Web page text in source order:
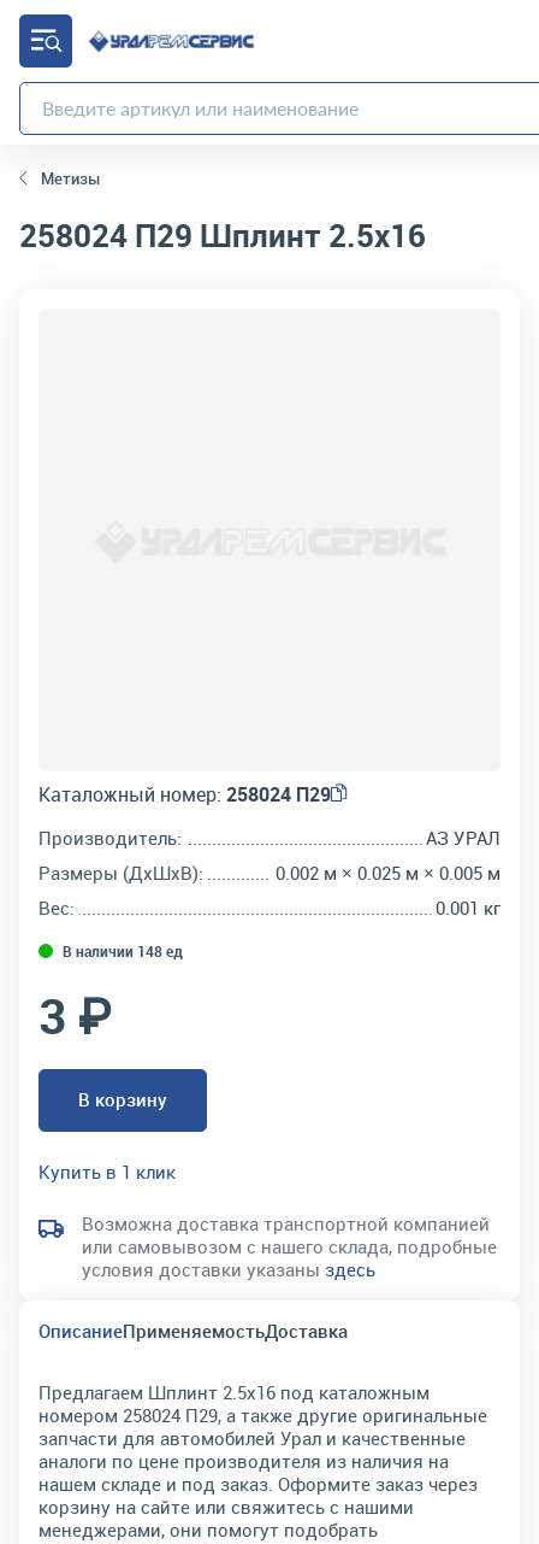
Метизы
258024 П29 Шплинт 2.5х16
Каталожный номер: 258024 П29
Производитель:
АЗ УРАЛ
Размеры (ДхШхВ):
0.002 м × 0.025 м × 0.005 м
Вес:
0.001 кг
В наличии 148 ед
3 ₽
В корзину
Купить в 1 клик
Возможна доставка транспортной компанией
или самовывозом с нашего склада, подробные
условия доставки указаны здесь
ОписаниеПрименяемостьДоставка
Предлагаем Шплинт 2.5х16 под каталожным
номером 258024 П29, а также другие оригинальные
запчасти для автомобилей Урал и качественные
аналоги по цене производителя из наличия на
нашем складе и под заказ. Оформите заказ через
корзину на сайте или свяжитесь с нашими
менеджерами, они помогут подобрать